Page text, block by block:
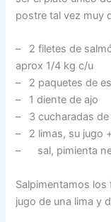
postre tal vez muy
– 2 filetes de
aprox 1/4 kg c/u
– 2 paquetes de
– 1 diente de ajo
– 3 cucharadas de
– 2 limas, su jugo
– sal, pimienta
Salpimentamos
jugo de una lima y